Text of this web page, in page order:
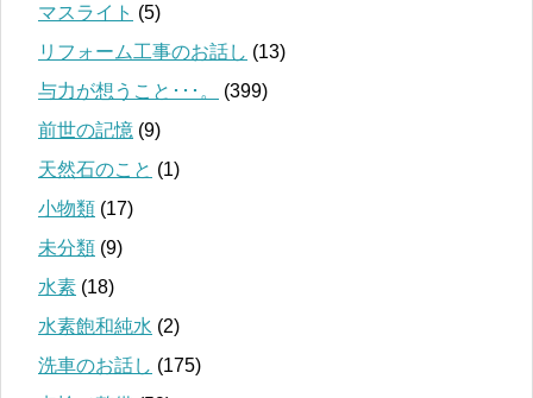
マスライト (5)
リフォーム工事のお話し (13)
与力が想うこと･･･。
(399)
前世の記憶 (9)
天然石のこと (1)
小物類 (17)
未分類 (9)
水素 (18)
水素飽和純水 (2)
洗車のお話し (175)